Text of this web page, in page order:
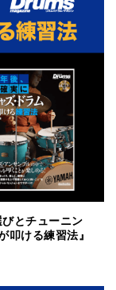
とチューニン
ける練習法』